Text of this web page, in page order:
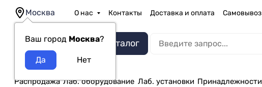
Москва
Ваш город Москва?
О нас Контакты Доставка и оплата Самовывоз
Каталог
Распродажа Лаб. оборудование Лаб. установки Принадлежности